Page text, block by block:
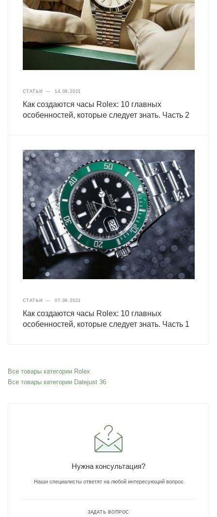
СТАТЬИ — 14.09.2021
Как создаются часы Rolex: 10 главных
особенностей, которые следует знать. Часть 2
СТАТЬИ — 07.09.2021
Как создаются часы Rolex: 10 главных
особенностей, которые следует знать. Часть 1
Все товары категории Rolex
Все товары категории Datejust 36
Нужна консультация?
Наши специалисты ответят на любой интересующий вопрос
ЗАДАТЬ ВОПРОС